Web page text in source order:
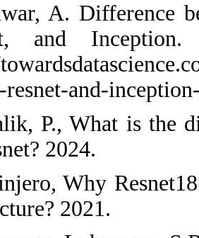
37. Anwar, A.
ResNet,
https://
vggnet-resnet-
38. Malik, P.,
and resnet?
39. Grinjero,
architecture?